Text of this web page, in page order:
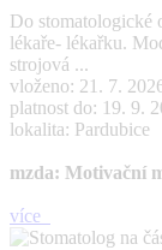
Do stomatologické
lékaře- lékařku.
strojová ...
vloženo: 21. 7.
platnost do: 19. 9.
lokalita: Pardubice
mzda: Motivační
více